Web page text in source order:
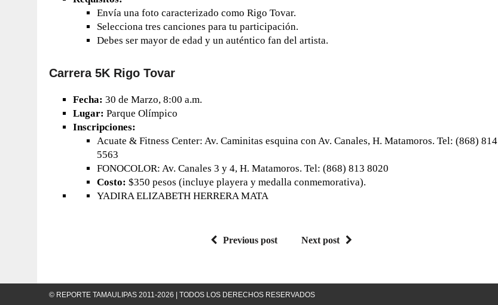
Envía una foto caracterizado como Rigo Tovar.
Selecciona tres canciones para tu participación.
Debes ser mayor de edad y un auténtico fan del artista.
Carrera 5K Rigo Tovar
Fecha: 30 de Marzo, 8:00 a.m.
Lugar: Parque Olímpico
Inscripciones:
Acuate & Fitness Center: Av. Caminitas esquina con Av. Canales, H. Matamoros. Tel: (868) 814
5563
FONOCOLOR: Av. Canales 3 y 4, H. Matamoros. Tel: (868) 813 8020
Costo: $350 pesos (incluye playera y medalla conmemorativa).
YADIRA ELIZABETH HERRERA MATA
Previous post Next post
© REPORTE TAMAULIPAS 2011-2026 | TODOS LOS DERECHOS RESERVADOS